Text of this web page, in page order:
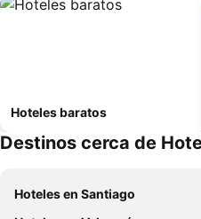
Hoteles baratos
Destinos cerca de
Hoteles en Santiago